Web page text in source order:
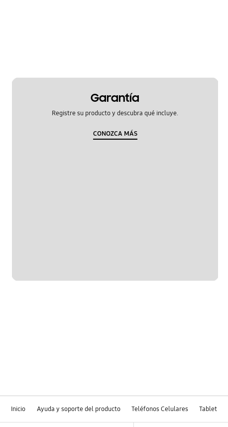
Garantía
Registre su producto y descubra qué incluye.
CONOZCA MÁS
Inicio Ayuda y soporte del producto Teléfonos Celulares Tablet